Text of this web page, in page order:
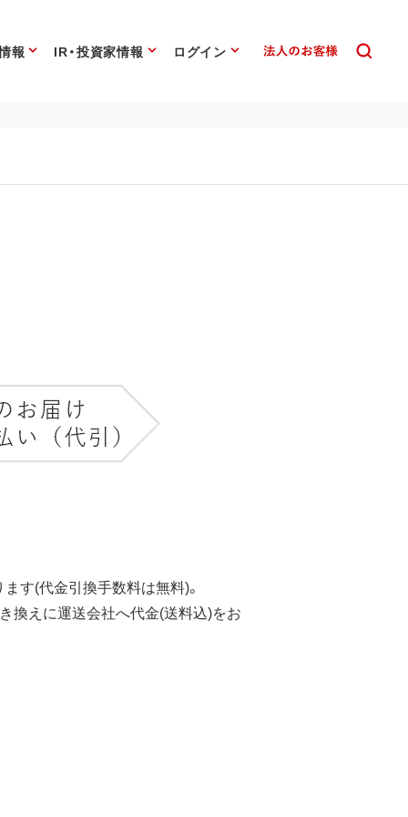
報 IR・投資家情報 ログイン
す(代金引換手数料は無料)。
換えに運送会社へ代金(送料込)をお